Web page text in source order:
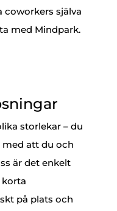
coworkers själva
med Mindpark.
storlekar – du
med att du och
är det enkelt
på plats och